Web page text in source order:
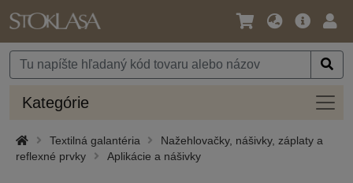
Jazyk
Mena
Hlavná
Kategórie
Textilná galantéria
Nažehlovačky, nášivky, záplaty a
reflexné prvky
Aplikácie a nášivky